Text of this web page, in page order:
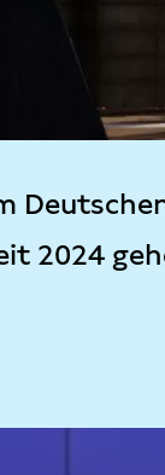
2024